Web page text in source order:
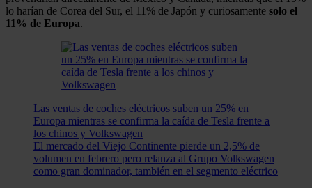
lo harían de Corea del Sur, el 11% de Japón y curiosamente solo el
11% de Europa.
Las ventas de coches eléctricos suben un 25% en
Europa mientras se confirma la caída de Tesla frente a
los chinos y Volkswagen
El mercado del Viejo Continente pierde un 2,5% de
volumen en febrero pero relanza al Grupo Volkswagen
como gran dominador, también en el segmento eléctrico